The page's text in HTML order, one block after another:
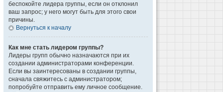
беспокойте лидера группы, если он отклонил
ваш запрос; у него могут быть для этого свои
причины.
Вернуться к началу
Как мне стать лидером группы?
Лидеры групп обычно назначаются при их
создании администраторами конференции.
Если вы заинтересованы в создании группы,
сначала свяжитесь с администратором;
попробуйте отправить ему личное сообщение.